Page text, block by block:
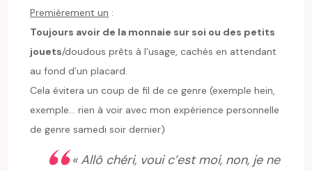
Premièrement un :
Toujours avoir de la monnaie sur soi ou des petits
jouets/doudous prêts à l’usage, cachés en attendant
au fond d’un placard.
Cela évitera un coup de fil de ce genre (exemple hein,
exemple… rien à voir avec mon expérience personnelle
de genre samedi soir dernier)
« Allô chéri, voui c’est moi, non, je ne